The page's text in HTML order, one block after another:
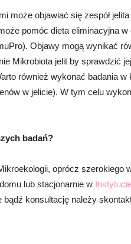
może objawiać się zespół
pomóc dieta eliminacyjna
Objawy mogą wynikać
Mikrobiota jelit by sprawdzić
również wykonać badania w
w jelicie). W tym celu
badań?
oprócz szerokiego
lub stacjonarnie w
bądź konsultację należy